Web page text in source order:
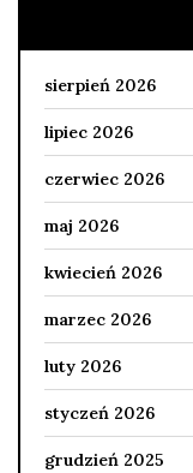
sierpień 2026
lipiec 2026
czerwiec 2026
maj 2026
kwiecień 2026
marzec 2026
luty 2026
styczeń 2026
grudzień 2025